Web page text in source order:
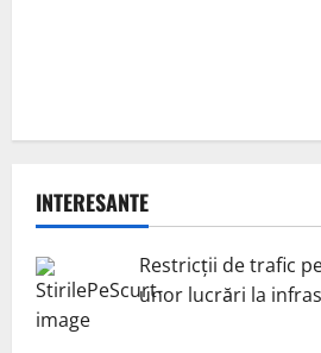
INTERESANTE
Restricții de trafic
unor lucrări la